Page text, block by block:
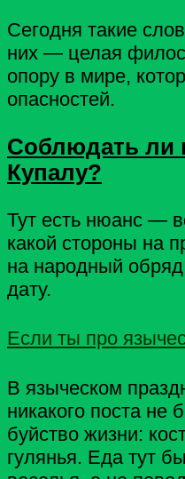
Сегодня такие
них — целая
опору в мире,
опасностей.
Соблюдать ли
Купалу?
Тут есть нюанс —
какой стороны на
на народный
дату.
Если ты про
В языческом
никакого поста
буйство жизни:
гулянья. Еда тут